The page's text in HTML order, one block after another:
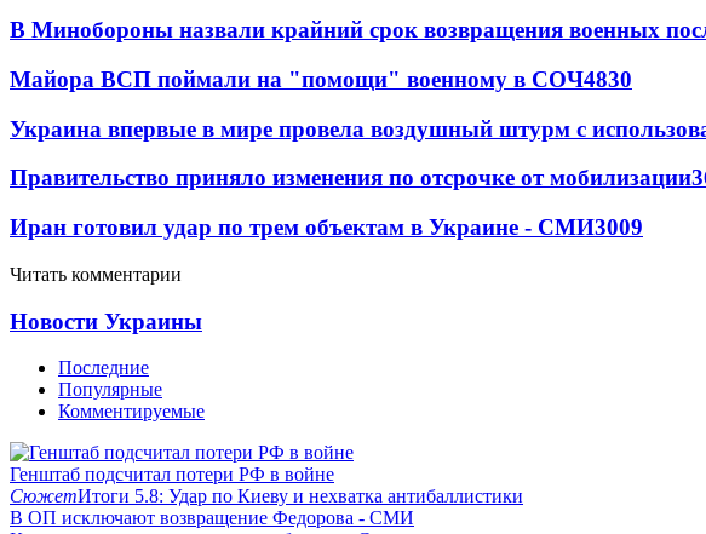
В Минобороны назвали крайний срок возвращения военных
Майора ВСП поймали на "помощи" военному в СОЧ4830
Украина впервые в мире провела воздушный штурм с
Правительство приняло изменения по отсрочке от мобилизации
Иран готовил удар по трем объектам в Украине - СМИ3009
Читать комментарии
Новости Украины
Последние
Популярные
Комментируемые
Генштаб подсчитал потери РФ в войне
СюжетИтоги 5.8: Удар по Киеву и нехватка антибаллистики
В ОП исключают возвращение Федорова - СМИ